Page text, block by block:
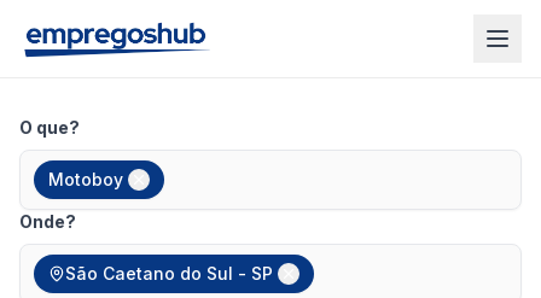
O que?
Motoboy
Onde?
São Caetano do Sul - SP